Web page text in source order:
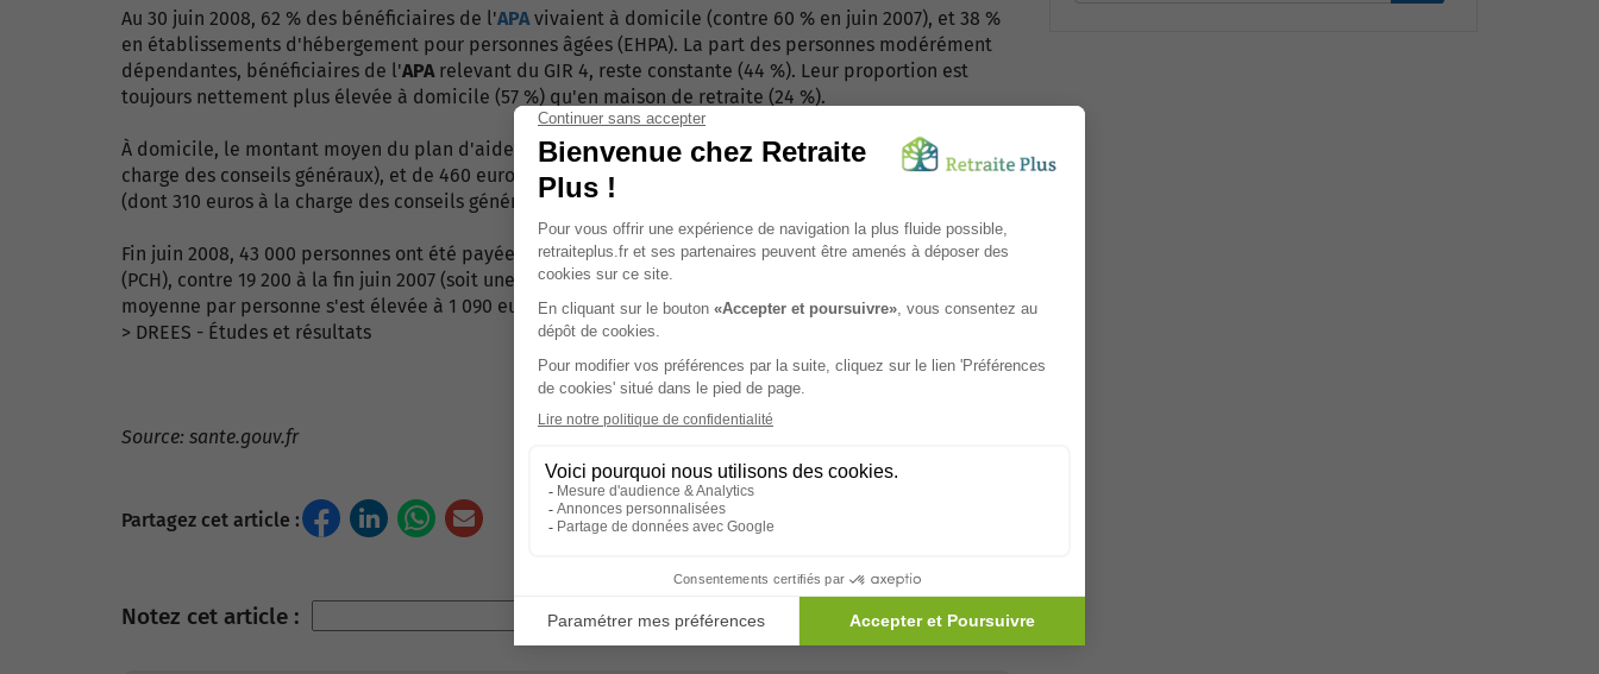
Au 30 juin 2008, 62 % des bénéficiaires de l'APAvivaient à domicile (contre 60 % en juin 2007), et 38 %
en établissements d'hébergement pour personnes âgées (EHPA). La part des personnes modérément
dépendantes, bénéficiaires de l'APArelevant du GIR 4, reste constante (44 %). Leur proportion est
toujours nettement plus élevée à domicile (57 %) qu'en maison de retraite (24 %).
À domicile, le montant moyen du plan d'aide attribué est de 504 euros par mois (dont 414 euros à la
charge des conseils généraux), et de 460 euros pour les personnes qui résident en
maison de retraite
(dont 310 euros à la charge des conseils généraux).
Fin juin 2008, 43 000 personnes ont été payées au titre de la prestation de compensation du handicap
(PCH), contre 19 200 à la fin juin 2007 (soit une augmentation de 140 % en un an). La dépense mensuelle
moyenne par personne s'est élevée à 1 090 euros en juin 2008.
> DREES - Études et résultats
Source: sante.gouv.fr
Partagez cet article : Note de l'article :
Notez cet article : Envoyer